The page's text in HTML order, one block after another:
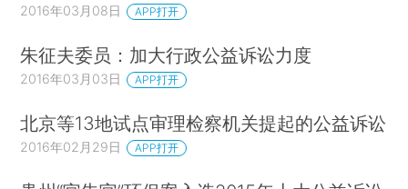
2016年03月08日 APP打开
朱征夫委员：加大行政公益诉讼力度
2016年03月03日 APP打开
北京等13地试点审理检察机关提起的公益诉讼
2016年02月29日 APP打开